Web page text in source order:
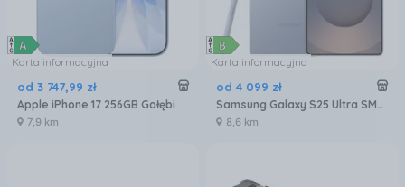
Karta informacyjna
od 3 747,99 zł
Apple iPhone 17 256GB Gołębi
7,9 km
Karta informacyjna
od 4 099 zł
Samsung Galaxy S25 Ultra SM-S938 12/256GB Tytanowy Niebieski
8,6 km